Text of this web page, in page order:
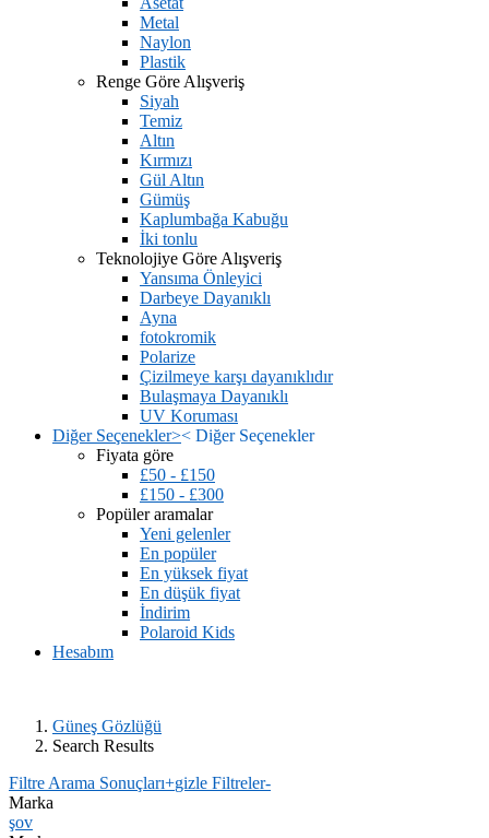
Metal
Naylon
Plastik
Renge Göre Alışveriş
Siyah
Temiz
Altın
Kırmızı
Gül Altın
Gümüş
Kaplumbağa Kabuğu
İki tonlu
Teknolojiye Göre Alışveriş
Yansıma Önleyici
Darbeye Dayanıklı
Ayna
fotokromik
Polarize
Çizilmeye karşı dayanıklıdır
Bulaşmaya Dayanıklı
UV Koruması
Diğer Seçenekler>< Diğer Seçenekler
Fiyata göre
£50 - £150
£150 - £300
Popüler aramalar
Yeni gelenler
En popüler
En yüksek fiyat
En düşük fiyat
İndirim
Polaroid Kids
Hesabım
Güneş Gözlüğü
Search Results
Filtre Arama Sonuçları+gizle Filtreler-
Marka
şov